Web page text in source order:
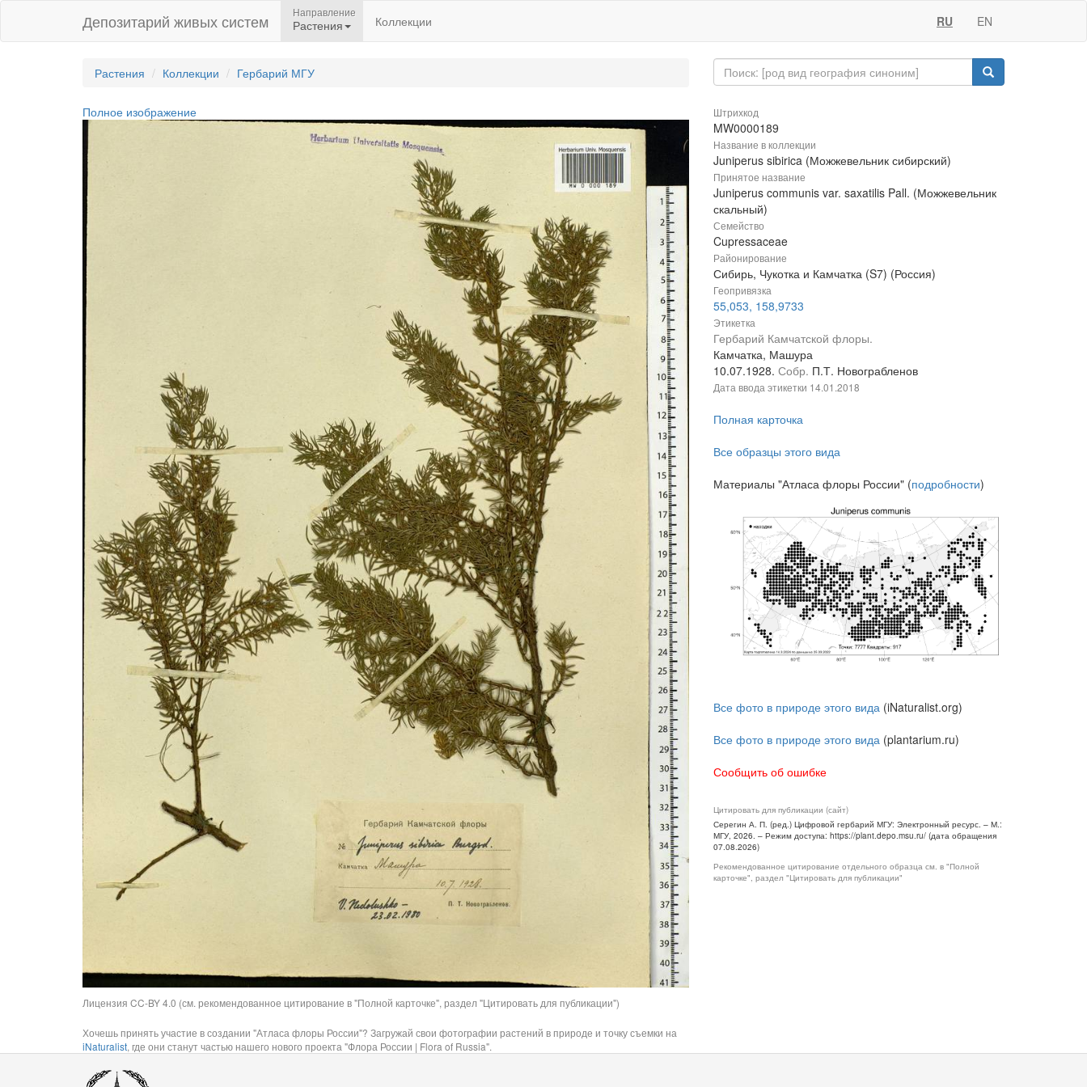
Депозитарий живых систем Направление
Растения Коллекции RU EN
Растения Коллекции Гербарий МГУ
Полное изображение
Лицензия CC-BY 4.0 (см. рекомендованное цитирование в "Полной карточке", раздел "Цитировать для публикации")
Хочешь принять участие в создании "Атласа флоры России"? Загружай свои фотографии растений в природе и точку съемки на
iNaturalist, где они станут частью нашего нового проекта "Флора России | Flora of Russia".
Штрихкод
MW0000189
Название в коллекции
Juniperus sibirica (Можжевельник сибирский)
Принятое название
Juniperus communis var. saxatilis Pall. (Можжевельник
скальный)
Семейство
Cupressaceae
Районирование
Сибирь, Чукотка и Камчатка (S7) (Россия)
Геопривязка
55,053, 158,9733
Этикетка
Гербарий Камчатской флоры.
Камчатка, Машура
10.07.1928. Собр. П.Т. Новограбленов
Дата ввода этикетки 14.01.2018
Полная карточка
Все образцы этого вида
Материалы "Атласа флоры России" (подробности)
Все фото в природе этого вида (iNaturalist.org)
Все фото в природе этого вида (plantarium.ru)
Сообщить об ошибке
Цитировать для публикации (сайт)
Серегин А. П. (ред.) Цифровой гербарий МГУ: Электронный ресурс. – М.:
МГУ, 2026. – Режим доступа: https://plant.depo.msu.ru/ (дата обращения
07.08.2026)
Рекомендованное цитирование отдельного образца см. в "Полной
карточке", раздел "Цитировать для публикации"